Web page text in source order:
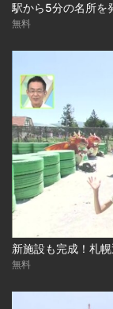
無料
新施設も完成！札
無料